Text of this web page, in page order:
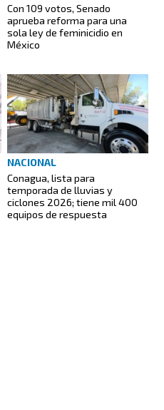
Con 109 votos, Senado
aprueba reforma para una
sola ley de feminicidio en
México
NACIONAL
Conagua, lista para
temporada de lluvias y
ciclones 2026; tiene mil 400
equipos de respuesta